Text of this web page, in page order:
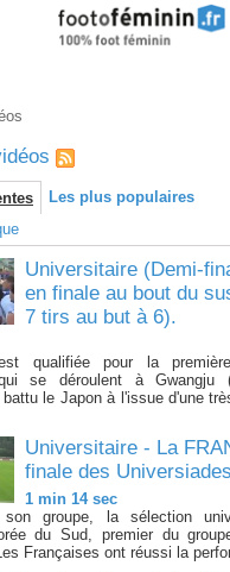
Les plus populaires
Universitaire (Demi-
en finale au bout du
7 tirs au but à 6).
qualifiée pour la
se déroulent à Gwangju
le Japon à l'issue d'une
Universitaire - La
finale des Universiades
1 min 14 sec
son groupe, la sélection
du Sud, premier du
Françaises ont réussi la